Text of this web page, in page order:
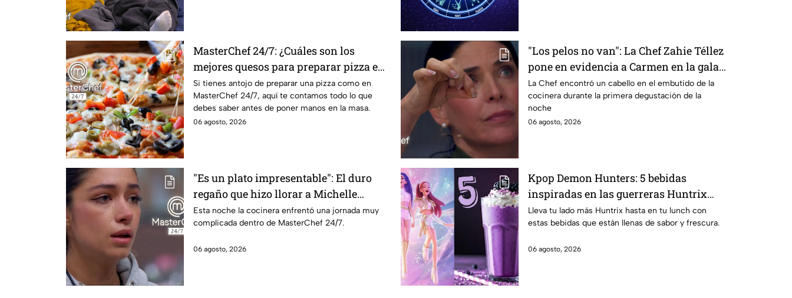
MasterChef 24/7: ¿Cuáles son los
mejores quesos para preparar pizza en
casa?
Si tienes antojo de preparar una pizza como en
MasterChef 24/7, aquí te contamos todo lo que
debes saber antes de poner manos en la masa.
06 agosto, 2026
"Los pelos no van": La Chef Zahie Téllez
pone en evidencia a Carmen en la gala
de mandiles negros de MasterChef 24/7
La Chef encontró un cabello en el embutido de la
cocinera durante la primera degustación de la
noche
06 agosto, 2026
"Es un plato impresentable": El duro
regaño que hizo llorar a Michelle
dentro de MasterChef 24/7
Esta noche la cocinera enfrentó una jornada muy
complicada dentro de MasterChef 24/7.
06 agosto, 2026
Kpop Demon Hunters: 5 bebidas
inspiradas en las guerreras Huntrix
para llevar a la escuela este regreso a
clases 2026; son saludables y deliciosas
Lleva tu lado más Huntrix hasta en tu lunch con
estas bebidas que están llenas de sabor y frescura.
06 agosto, 2026